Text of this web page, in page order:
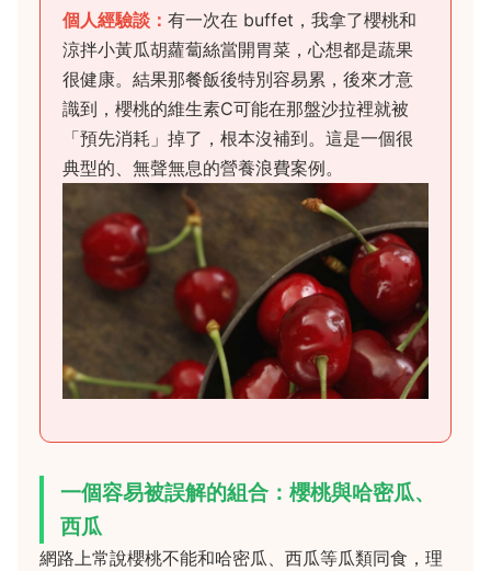
個人經驗談： 有一次在 buffet，我拿了櫻桃和
涼拌小黃瓜胡蘿蔔絲當開胃菜，心想都是蔬果
很健康。結果那餐飯後特別容易累，後來才意
識到，櫻桃的維生素C可能在那盤沙拉裡就被
「預先消耗」掉了，根本沒補到。這是一個很
典型的、無聲無息的營養浪費案例。
一個容易被誤解的組合：櫻桃與哈密瓜、
西瓜
網路上常說櫻桃不能和哈密瓜、西瓜等瓜類同食，理